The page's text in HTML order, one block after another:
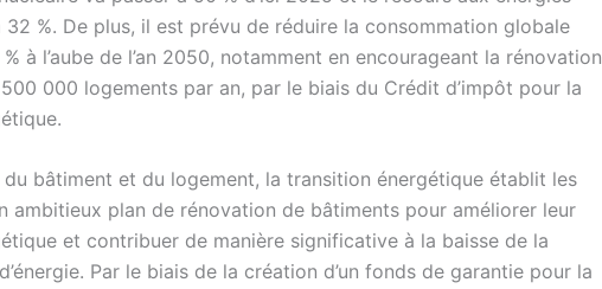
32 %. De plus, il est prévu de réduire la consommation globale
% à l’aube de l’an 2050, notamment en encourageant la rénovation
000 logements par an, par le biais du Crédit d’impôt pour la
du bâtiment et du logement, la transition énergétique établit les
ambitieux plan de rénovation de bâtiments pour améliorer leur
et contribuer de manière significative à la baisse de la
Par le biais de la création d’un fonds de garantie pour la